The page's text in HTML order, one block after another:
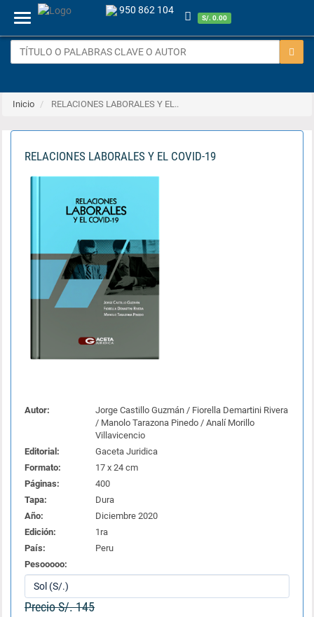
Menu
950 862 104
S/. 0.00
Inicio RELACIONES LABORALES Y EL..
RELACIONES LABORALES Y EL COVID-19
Autor:
Jorge Castillo Guzmán / Fiorella Demartini Rivera
/ Manolo Tarazona Pinedo / Analí Morillo
Villavicencio
Editorial:
Gaceta Juridica
Formato:
17 x 24 cm
Páginas:
400
Tapa:
Dura
Año:
Diciembre 2020
Edición:
1ra
País:
Peru
Pesooooo:
Precio S/. 145